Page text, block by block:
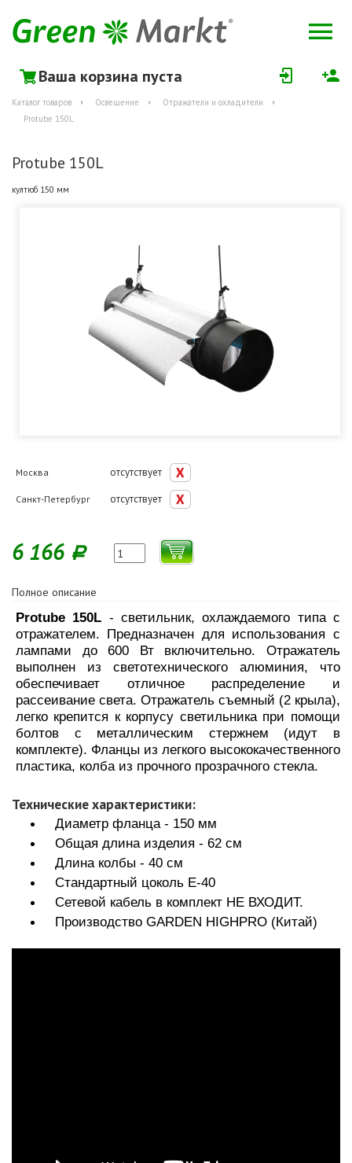
Ваша корзина пуста
Каталог товаров Освещение
Отражатели и охладители
Protube 150L
Protube 150L
култюб 150 мм
Москва отсутствует
Санкт-Петербург отсутствует
6 166 Р
Полное описание
Protube 150L - cветильник, охлаждаемого типа с
отражателем. Предназначен для использования с
лампами до 600 Вт включительно. Отражатель
выполнен из светотехнического алюминия, что
обеспечивает отличное распределение и
рассеивание света. Отражатель съемный (2 крыла),
легко крепится к корпусу светильника при помощи
болтов с металлическим стержнем (идут в
комплекте). Фланцы из легкого высококачественного
пластика, колба из прочного прозрачного стекла.
Технические характеристики:
Диаметр фланца - 150 мм
Общая длина изделия - 62 см
Длина колбы - 40 см
Стандартный цоколь Е-40
Сетевой кабель в комплект НЕ ВХОДИТ.
Производство GARDEN HIGHPRO (Китай)